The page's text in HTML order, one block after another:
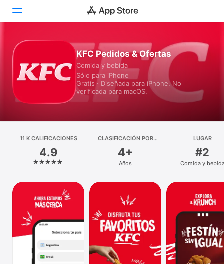
Juegos
Plataforma
iPhone
iPad
Watch
KFC Pedidos & Ofertas
Comida y bebida
Sólo para iPhone
Gratis · Diseñada para iPhone. No
verificada para macOS.
11 K CALIFICACIONES
4.9
CLASIFICACIÓN POR
4+
Años
LUGAR
#2
Comida y